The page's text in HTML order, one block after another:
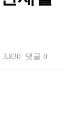
3,830 댓글 0